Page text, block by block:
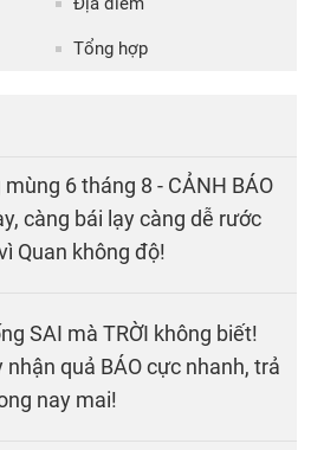
Tổng hợp
mùng 6 tháng 8 - CẢNH BÁO
càng bái lạy càng dễ rước
Quan không độ!
SAI mà TRỜI không biết!
nhận quả BÁO cực nhanh, trả
nay mai!